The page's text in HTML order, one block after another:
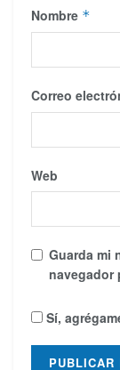
Nombre *
Correo
Web
Guarda mi
navegador
Sí,